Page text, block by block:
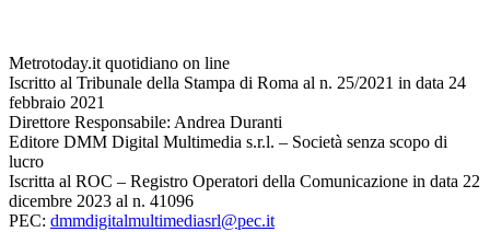
Metrotoday.it quotidiano on line
Iscritto al Tribunale della Stampa di Roma al n. 25/2021 in data 24
febbraio 2021
Direttore Responsabile: Andrea Duranti
Editore DMM Digital Multimedia s.r.l. – Società senza scopo di
lucro
Iscritta al ROC – Registro Operatori della Comunicazione in data 22
dicembre 2023 al n. 41096
PEC: dmmdigitalmultimediasrl@pec.it